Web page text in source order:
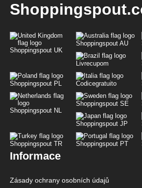
Shoppingspout UK
Shoppingspout AU
Livrecupom
Shoppingspout PL Codicegratuito
Shoppingspout NL
Shoppingspout SE
Shoppingspout JP
Shoppingspout TR Shoppingspout PT
Informace
Zásady ochrany osobních údajů